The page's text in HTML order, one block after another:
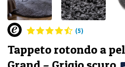
(5)
Tappeto rotondo a